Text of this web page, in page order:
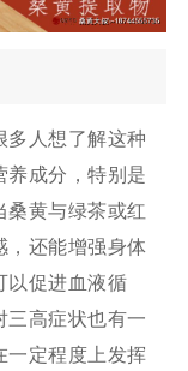
多人想了解这种
养成分，特别是
桑黄与绿茶或红
，还能增强身体
以促进血液循
三高症状也有一
一定程度上发挥